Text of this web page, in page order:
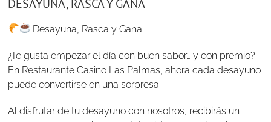
Desayuna, Rasca y Gana
¿Te gusta empezar el día con buen sabor… y con premio?
En Restaurante Casino Las Palmas, ahora cada desayuno
puede convertirse en una sorpresa.
Al disfrutar de tu desayuno con nosotros, recibirás un